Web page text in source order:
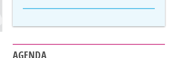
AGENDA